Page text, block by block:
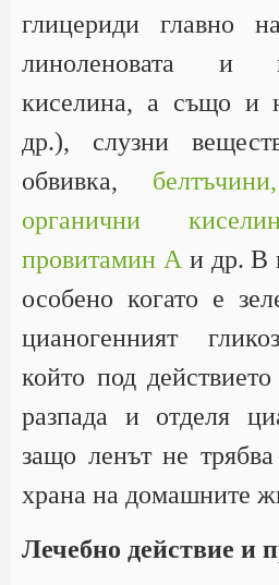
глицериди главно
линоленовата и
киселина, а също и
др.), слузни
обвивка, белтъчини,
органични
провитамин А и др. В
особено когато е
цианогенният
който под
разпада и отделя
защо ленът не
храна на домашните
Лечебно действие и